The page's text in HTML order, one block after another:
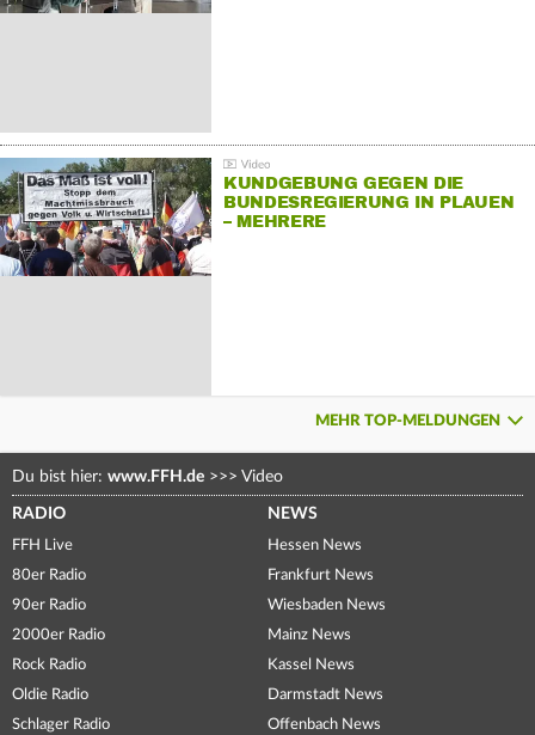
KUNDGEBUNG GEGEN DIE
BUNDESREGIERUNG IN PLAUEN
– MEHRERE
MEHR TOP-MELDUNGEN
Du bist hier: www.FFH.de >>> Video
RADIO
FFH Live
80er Radio
90er Radio
2000er Radio
Rock Radio
Oldie Radio
Schlager Radio
NEWS
Hessen News
Frankfurt News
Wiesbaden News
Mainz News
Kassel News
Darmstadt News
Offenbach News